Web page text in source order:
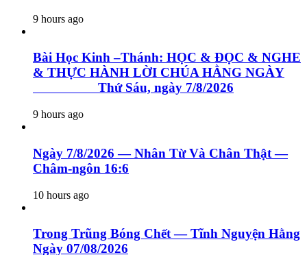
9 hours ago
Bài Học Kinh –Thánh: HỌC & ĐỌC & NGHE
& THỰC HÀNH LỜI CHÚA HẰNG NGÀY
Thứ Sáu, ngày 7/8/2026
9 hours ago
Ngày 7/8/2026 — Nhân Từ Và Chân Thật —
Châm-ngôn 16:6
10 hours ago
Trong Trũng Bóng Chết — Tĩnh Nguyện Hằng
Ngày 07/08/2026